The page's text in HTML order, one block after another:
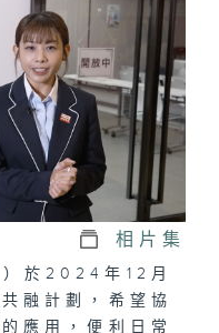
相片集
於2024年12月
融計劃，希望協
應用，便利日常